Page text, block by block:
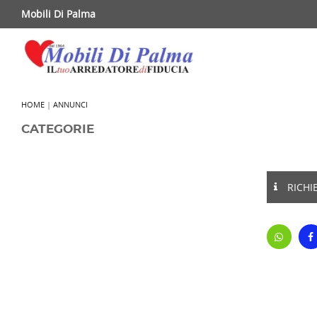
Mobili Di Palma
HOME | ANNUNCI
CATEGORIE